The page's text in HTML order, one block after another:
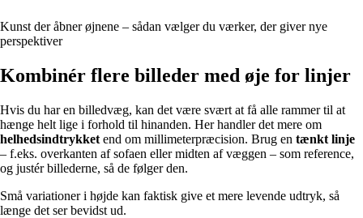
Kunst der åbner øjnene – sådan vælger du værker, der giver nye
perspektiver
Kombinér flere billeder med øje for linjer
Hvis du har en billedvæg, kan det være svært at få alle rammer til at
hænge helt lige i forhold til hinanden. Her handler det mere om
helhedsindtrykket end om millimeterpræcision. Brug en tænkt linje
– f.eks. overkanten af sofaen eller midten af væggen – som reference,
og justér billederne, så de følger den.
Små variationer i højde kan faktisk give et mere levende udtryk, så
længe det ser bevidst ud.